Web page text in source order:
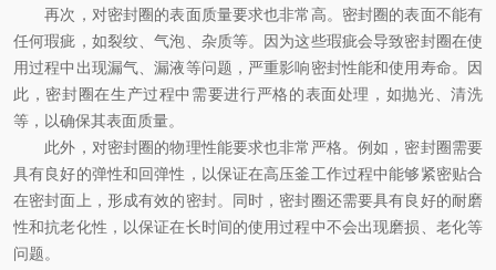
再次，对密封圈的表面质量要求也非常高。密封圈的表面不能有
任何瑕疵，如裂纹、气泡、杂质等。因为这些瑕疵会导致密封圈在使
用过程中出现漏气、漏液等问题，严重影响密封性能和使用寿命。因
此，密封圈在生产过程中需要进行严格的表面处理，如抛光、清洗
等，以确保其表面质量。
此外，对密封圈的物理性能要求也非常严格。例如，密封圈需要
具有良好的弹性和回弹性，以保证在高压釜工作过程中能够紧密贴合
在密封面上，形成有效的密封。同时，密封圈还需要具有良好的耐磨
性和抗老化性，以保证在长时间的使用过程中不会出现磨损、老化等
问题。